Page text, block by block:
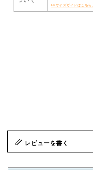
>>サイズガイドはこちら
レビューを書く